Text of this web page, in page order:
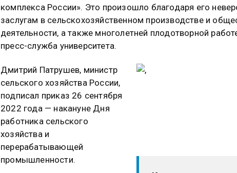
комплекса России». Это произошло благодаря его
заслугам в сельскохозяйственном производстве и
деятельности, а также многолетней плодотворной
пресс-служба университета.
Дмитрий Патрушев, министр
сельского хозяйства России,
подписал приказ 26 сентября
2022 года — накануне Дня
работника сельского
хозяйства и
перерабатывающей
промышленности.